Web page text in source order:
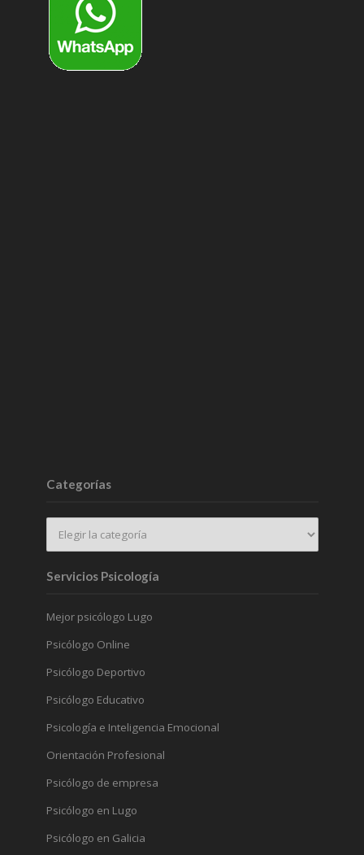
Categorías
Servicios Psicología
Mejor psicólogo Lugo
Psicólogo Online
Psicólogo Deportivo
Psicólogo Educativo
Psicología e Inteligencia Emocional
Orientación Profesional
Psicólogo de empresa
Psicólogo en Lugo
Psicólogo en Galicia